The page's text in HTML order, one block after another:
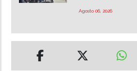
Agosto 06, 2026